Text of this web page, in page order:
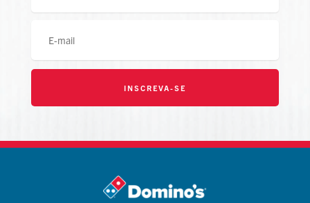
INSCREVA-SE